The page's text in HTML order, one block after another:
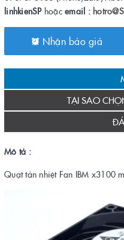
linhkienSPhoặc email :
Nhận báo giá
TẠI SAO
Mô tả :
Quạt tản nhiệt Fan IBM x3100